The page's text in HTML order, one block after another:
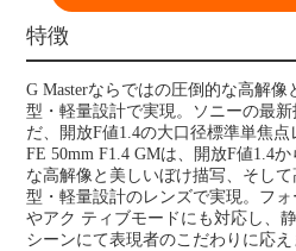
特徴
G Masterならではの圧倒的な高解
型・軽量設計で実現。ソニーの最
だ、開放F値1.4の大口径標準単焦点
FE 50mm F1.4 GMは、開放F値1.4
な高解像と美しいぼけ描写、そし
型・軽量設計のレンズで実現。フ
やアク ティブモードにも対応し、
シーンにて表現者のこだわりに応え